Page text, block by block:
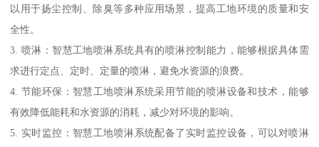
以用于扬尘控制、除臭等多种应用场景，提高工地环境的质量和安
全性。
3. 喷淋：智慧工地喷淋系统具有的喷淋控制能力，能够根据具体需
求进行定点、定时、定量的喷淋，避免水资源的浪费。
4. 节能环保：智慧工地喷淋系统采用节能的喷淋设备和技术，能够
有效降低能耗和水资源的消耗，减少对环境的影响。
5. 实时监控：智慧工地喷淋系统配备了实时监控设备，可以对喷淋